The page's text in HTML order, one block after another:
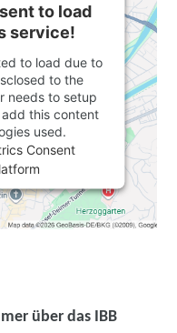
to load
service!
to load due to
to the
needs to setup
this content
used.
Consent
über das IBB